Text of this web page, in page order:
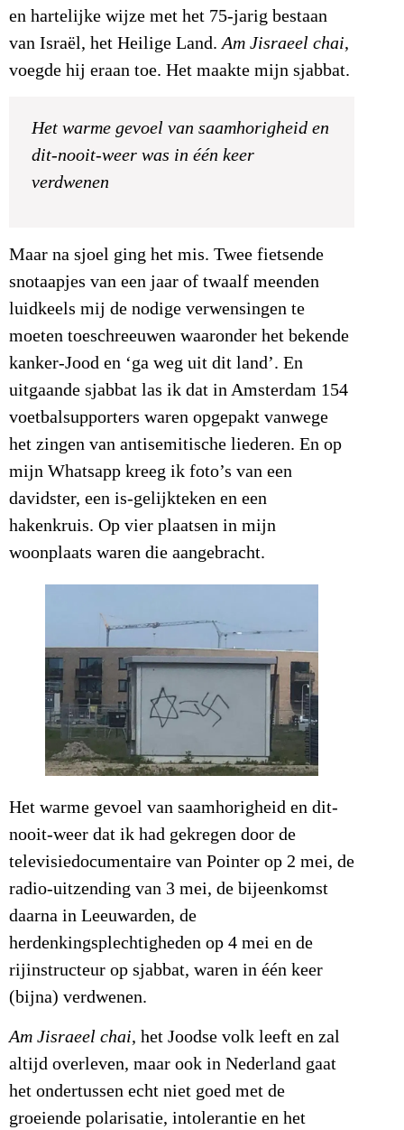
en hartelijke wijze met het 75-jarig bestaan
van Israël, het Heilige Land.Am Jisraeel chai,
voegde hij eraan toe. Het maakte mijn sjabbat.
Het warme gevoel van saamhorigheid en
dit-nooit-weer was in één keer
verdwenen
Maar na sjoel ging het mis. Twee fietsende
snotaapjes van een jaar of twaalf meenden
luidkeels mij de nodige verwensingen te
moeten toeschreeuwen waaronder het bekende
kanker-Jood en ‘ga weg uit dit land’. En
uitgaande sjabbat las ik dat in Amsterdam 154
voetbalsupporters waren opgepakt vanwege
het zingen van antisemitische liederen. En op
mijn Whatsapp kreeg ik foto’s van een
davidster, een is-gelijkteken en een
hakenkruis. Op vier plaatsen in mijn
woonplaats waren die aangebracht.
Het warme gevoel van saamhorigheid en dit-
nooit-weer dat ik had gekregen door de
televisiedocumentaire van Pointer op 2 mei, de
radio-uitzending van 3 mei, de bijeenkomst
daarna in Leeuwarden, de
herdenkingsplechtigheden op 4 mei en de
rijinstructeur op sjabbat, waren in één keer
(bijna) verdwenen.
Am Jisraeel chai, het Joodse volk leeft en zal
altijd overleven, maar ook in Nederland gaat
het ondertussen echt niet goed met de
groeiende polarisatie, intolerantie en het